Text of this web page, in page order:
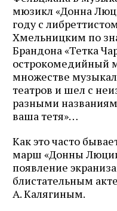
мюзикл «Донна
году с
Хмельницким по
Брандона «Тетка
острокомедийный
множестве
театров и шел с
разными
ваша тетя»…
Как это часто
марш «Донны
появление
блистательным
А. Калягиным.